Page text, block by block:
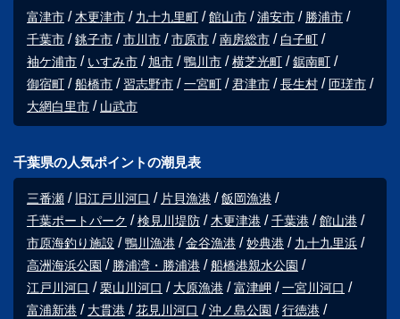
富津市 木更津市 九十九里町 館山市 浦安市
勝浦市
千葉市
銚子市 市川市 市原市 南房総市
白子町
袖ケ浦市
いすみ市 旭市 鴨川市 横芝光町
鋸南町
御宿町
船橋市 習志野市 一宮町 君津市 長生村
匝瑳市
大網白里市
山武市
千葉県の人気ポイントの潮見表
三番瀬 旧江戸川河口 片貝漁港
飯岡漁港
千葉ポートパーク
検見川堤防 木更津港 千葉港
館山港
市原海釣り施設
鴨川漁港 金谷漁港 妙典港
九十九里浜
高洲海浜公園
勝浦湾・勝浦港
船橋港親水公園
江戸川河口
栗山川河口 大原漁港 富津岬
一宮川河口
富浦新港
大貫港 花見川河口 沖ノ島公園
行徳港